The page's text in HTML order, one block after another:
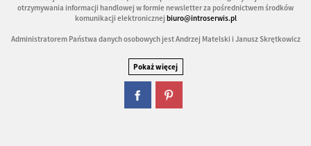
otrzymywania informacji handlowej w formie newsletter za pośrednictwem środków
komunikacji elektronicznej biuro@introserwis.pl
Administratorem Państwa danych osobowych jest Andrzej Matelski i Janusz Skrętkowicz